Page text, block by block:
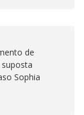
de
Sophia